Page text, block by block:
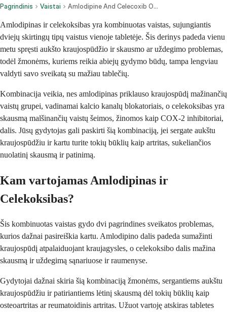
Pagrindinis Vaistai Amlodipine And Celecoxib Oral Route
Amlodipinas ir celekoksibas yra kombinuotas vaistas, sujungiantis
dviejų skirtingų tipų vaistus vienoje tabletėje. Šis derinys padeda vienu
metu spręsti aukšto kraujospūdžio ir skausmo ar uždegimo problemas,
todėl žmonėms, kuriems reikia abiejų gydymo būdų, tampa lengviau
valdyti savo sveikatą su mažiau tablečių.
Kombinacija veikia, nes amlodipinas priklauso kraujospūdį mažinančių
vaistų grupei, vadinamai kalcio kanalų blokatoriais, o celekoksibas yra
skausmą malšinančių vaistų šeimos, žinomos kaip COX-2 inhibitoriai,
dalis. Jūsų gydytojas gali paskirti šią kombinaciją, jei sergate aukštu
kraujospūdžiu ir kartu turite tokių būklių kaip artritas, sukeliančios
nuolatinį skausmą ir patinimą.
Kam vartojamas Amlodipinas ir
Celekoksibas?
Šis kombinuotas vaistas gydo dvi pagrindines sveikatos problemas,
kurios dažnai pasireiškia kartu. Amlodipino dalis padeda sumažinti
kraujospūdį atpalaiduojant kraujagysles, o celekoksibo dalis mažina
skausmą ir uždegimą sąnariuose ir raumenyse.
Gydytojai dažnai skiria šią kombinaciją žmonėms, sergantiems aukštu
kraujospūdžiu ir patiriantiems lėtinį skausmą dėl tokių būklių kaip
osteoartritas ar reumatoidinis artritas. Užuot vartoję atskiras tabletes